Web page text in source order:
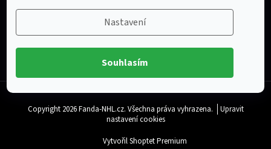
Nastavení
Souhlasím
Vytvořil Shoptet Premium
Copyright 2026Fanda-NHL.cz. Všechna práva vyhrazena.
Upravit
nastavení cookies